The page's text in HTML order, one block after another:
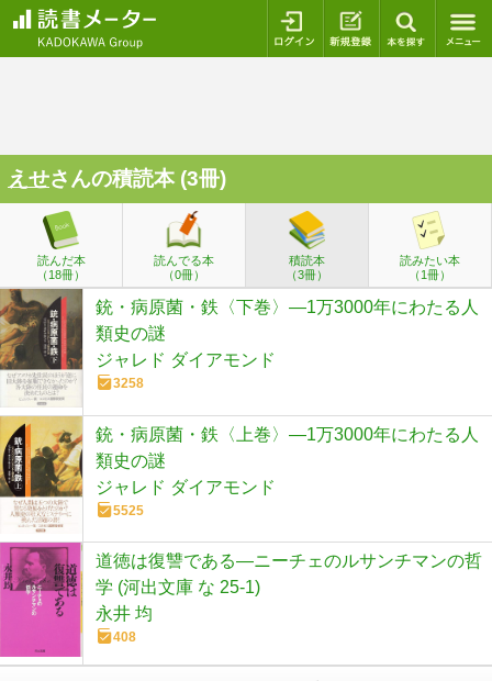
ログイン 新規登録
えせさんの積読本 (3冊)
読んだ本
（18冊）
読んでる本
（0冊）
積読本
（3冊）
読みたい本
（1冊）
銃・病原菌・鉄〈下巻〉―1万3000年にわたる人
類史の謎
ジャレド ダイアモンド
3258
銃・病原菌・鉄〈上巻〉―1万3000年にわたる人
類史の謎
ジャレド ダイアモンド
5525
道徳は復讐である―ニーチェのルサンチマンの哲
学 (河出文庫 な 25-1)
永井 均
408